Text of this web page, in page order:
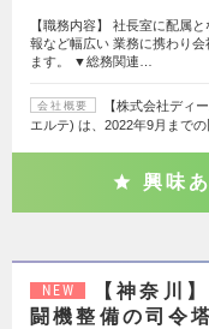
【職務内容】 社長室に配属
報など幅広い 業務に携わり
ます。 ▼総務関連…
会社概要
【株式会社ディ
エルテ) は、2022年9月まで
興味
NEW
【神奈川
闘機整備の司令